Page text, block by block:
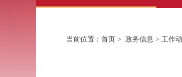
当前位置： 首页 > 政务信息 > 工作